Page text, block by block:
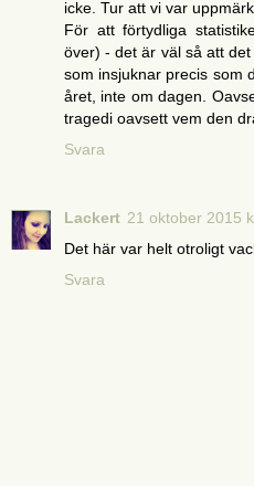
icke. Tur att vi var
För att förtydliga
över) - det är väl så att
som insjuknar precis som
året, inte om dagen.
tragedi oavsett vem den
Svara
Lackert 21 oktober 2015
Det här var helt otroligt
Svara